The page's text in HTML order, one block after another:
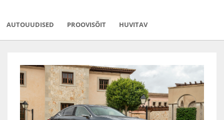
AUTOUUDISED PROOVISÕIT HUVITAV